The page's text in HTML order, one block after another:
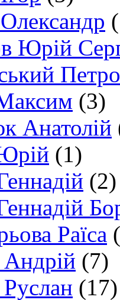
Юрій
Петро
(3)
Анатолій
(1)
(2)
Раїса
(7)
(17)